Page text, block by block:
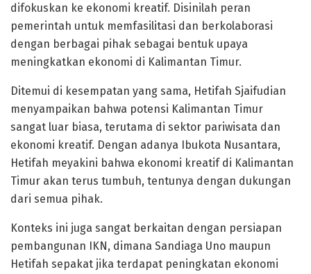
difokuskan ke ekonomi kreatif. Disinilah peran
pemerintah untuk memfasilitasi dan berkolaborasi
dengan berbagai pihak sebagai bentuk upaya
meningkatkan ekonomi di Kalimantan Timur.
Ditemui di kesempatan yang sama, Hetifah Sjaifudian
menyampaikan bahwa potensi Kalimantan Timur
sangat luar biasa, terutama di sektor pariwisata dan
ekonomi kreatif. Dengan adanya Ibukota Nusantara,
Hetifah meyakini bahwa ekonomi kreatif di Kalimantan
Timur akan terus tumbuh, tentunya dengan dukungan
dari semua pihak.
Konteks ini juga sangat berkaitan dengan persiapan
pembangunan IKN, dimana Sandiaga Uno maupun
Hetifah sepakat jika terdapat peningkatan ekonomi